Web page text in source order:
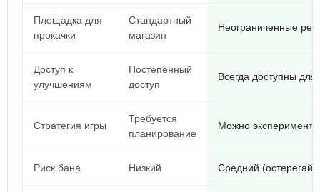
Площадка для
прокачки
Стандартный
магазин
Неограниченные
Доступ к
улучшениям
Постепенный
доступ
Всегда доступны
Стратегия игры
Требуется
планирование
Можно
Риск бана Низкий Средний